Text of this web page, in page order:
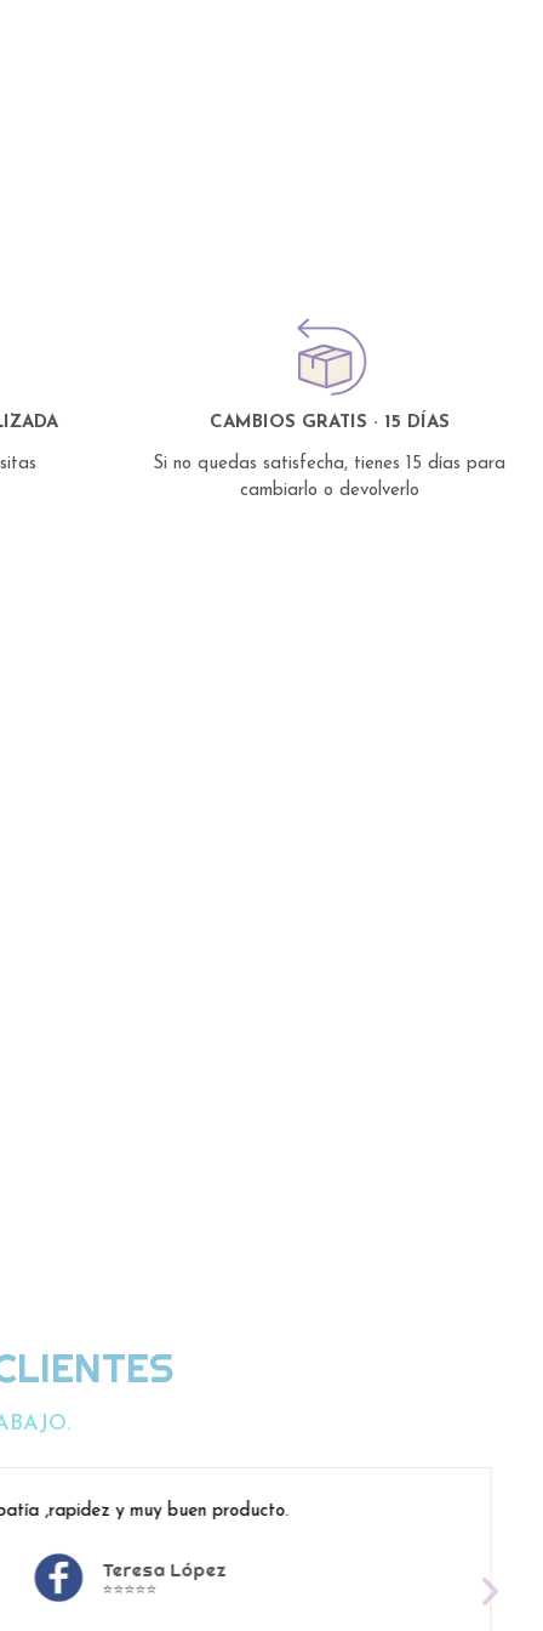
CAMBIOS GRATIS · 15 DÍAS
Si no quedas satisfecha, tienes 15 días para
cambiarlo o devolverlo
,rapidez y muy buen producto.
Teresa López
⭐⭐⭐⭐⭐